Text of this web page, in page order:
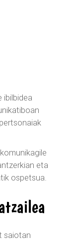
ibilbidea
eta
ospetsua.
saiotan